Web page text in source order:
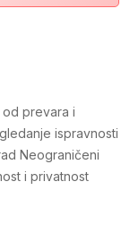
od prevara i
ispravnosti
Neograničeni
i privatnost